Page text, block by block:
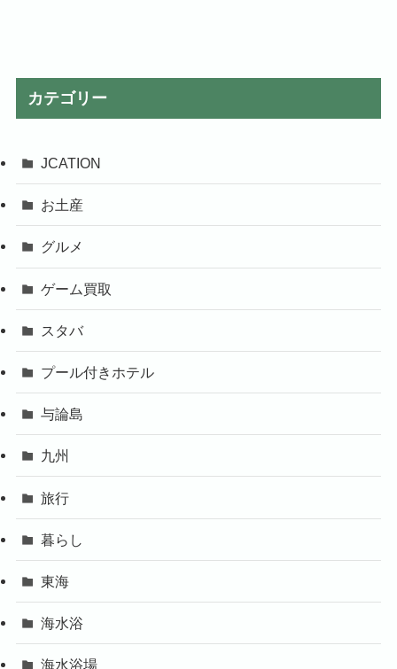
カテゴリー
JCATION
お土産
グルメ
ゲーム買取
スタバ
プール付きホテル
与論島
九州
旅行
暮らし
東海
海水浴
海水浴場